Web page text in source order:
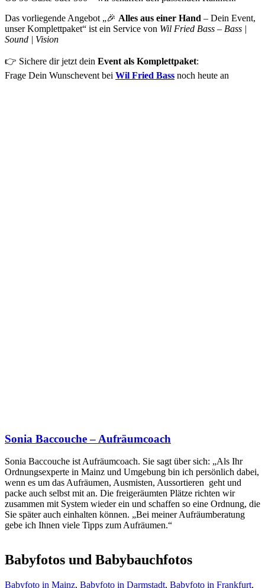
Das vorliegende Angebot „🎉 Alles aus einer Hand – Dein Event,
unser Komplettpaket“ ist ein Service von Wil Fried Bass – Bass |
Sound | Vision
👉 Sichere dir jetzt dein Event als Komplettpaket:
Frage Dein Wunschevent bei Wil Fried Bass noch heute an
Sonia Baccouche – Aufräumcoach
Sonia Baccouche ist Aufräumcoach. Sie sagt über sich: „Als Ihr
Ordnungsexperte in Mainz und Umgebung bin ich persönlich dabei,
wenn es um das Aufräumen, Ausmisten, Aussortieren geht und
packe auch selbst mit an. Die freigeräumten Plätze richten wir
zusammen mit System wieder ein und schaffen so eine Ordnung, die
Sie später auch einhalten können. „Bei meiner Aufräumberatung
gebe ich Ihnen viele Tipps zum Aufräumen.“
Babyfotos und Babybauchfotos
Babyfoto in Mainz, Babyfoto in Darmstadt, Babyfoto in Frankfurt,